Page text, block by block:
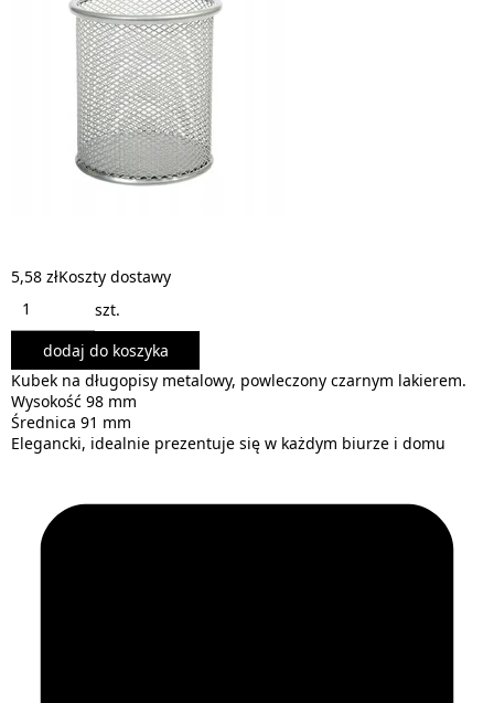
5,58 złKoszty dostawy
szt.
dodaj do koszyka
Kubek na długopisy metalowy, powleczony czarnym lakierem.
Wysokość 98 mm
Średnica 91 mm
Elegancki, idealnie prezentuje się w każdym biurze i domu